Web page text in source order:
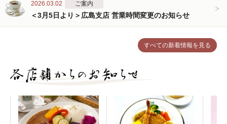
すべての新着情報を見る
2026.03.02 ご案内
＜3月5日より＞広島支店 営業時間変更のお知らせ